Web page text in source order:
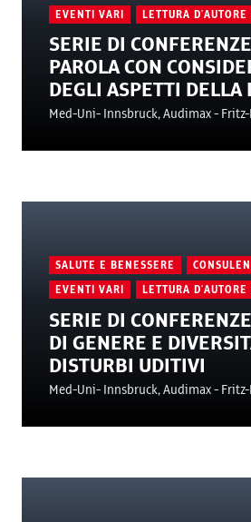
EVENTI VARI LETTURA
SERIE DI
PAROLA CON
DEGLI ASPETTI DELLA
Med-Uni- Innsbruck, Audimax - Fritz-
SALUTE E BENESSERE
EVENTI VARI LETTURA
SERIE DI
DI GENERE E
DISTURBI UDITIVI
Med-Uni- Innsbruck, Audimax - Fritz-